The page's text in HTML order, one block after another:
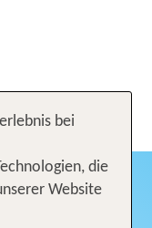
Barbados
bei
die
Website